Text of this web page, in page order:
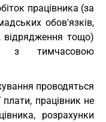
працівника (за
обов'язків,
відрядження тощо)
тимчасовою
проводяться
плати, працівник не
розрахунки